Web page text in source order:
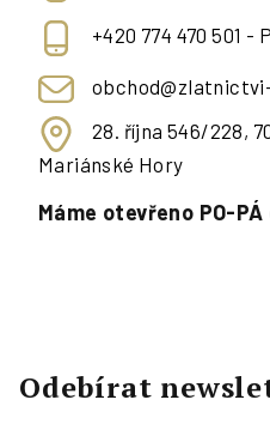
+420 774 470 501 -
28. října 546/228,
Mariánské Hory
Máme otevřeno PO-PÁ
Odebírat